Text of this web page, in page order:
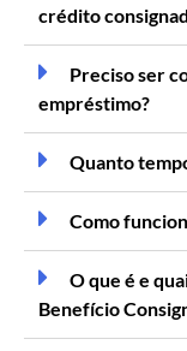
crédito
Preciso ser
empréstimo?
Quanto
Como
O que é e
Benefício